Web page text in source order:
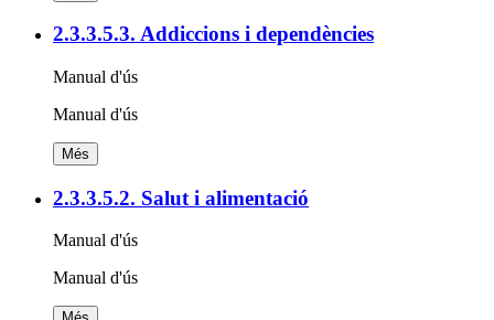
2.3.3.5.3. Addiccions i dependències
Manual d'ús
Manual d'ús
Més
2.3.3.5.2. Salut i alimentació
Manual d'ús
Manual d'ús